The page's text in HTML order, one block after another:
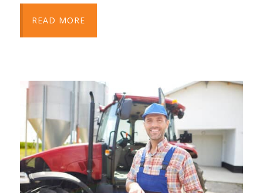
READ MORE